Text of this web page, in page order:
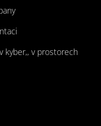
kyber,, v prostorech